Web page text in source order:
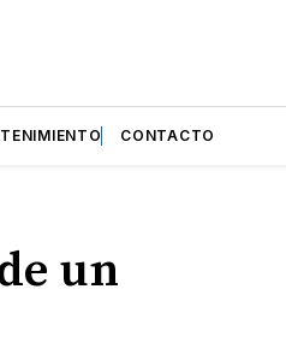
CONTACTO
un